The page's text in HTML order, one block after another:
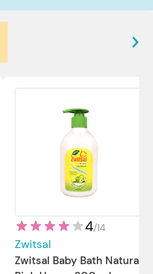
4/14
Zwitsal
Zwitsal Baby Bath Natural